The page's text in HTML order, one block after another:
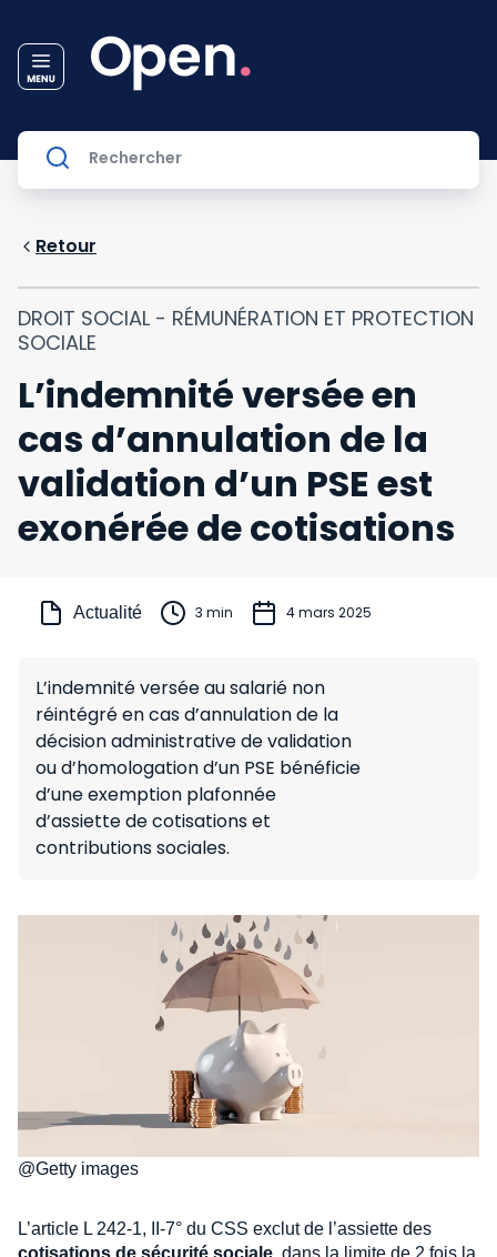
Retour
DROIT SOCIAL - RÉMUNÉRATION ET PROTECTION
SOCIALE
L’indemnité versée en
cas d’annulation de la
validation d’un PSE est
exonérée de cotisations
Actualité 3 min 4 mars 2025
L’indemnité versée au salarié non
réintégré en cas d’annulation de la
décision administrative de validation
ou d’homologation d’un PSE bénéficie
d’une exemption plafonnée
d’assiette de cotisations et
contributions sociales.
@Getty images
L’article L 242-1, II-7° du CSS exclut de l’assiette des
cotisations de sécurité sociale, dans la limite de 2 fois la